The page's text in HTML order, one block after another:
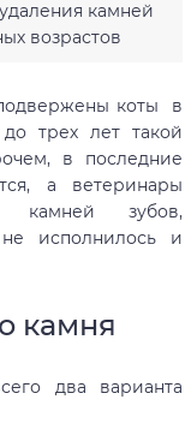
камней
возрастов
коты в
трех лет такой
в последние
а ветеринары
зубов,
исполнилось и
камня
два варианта